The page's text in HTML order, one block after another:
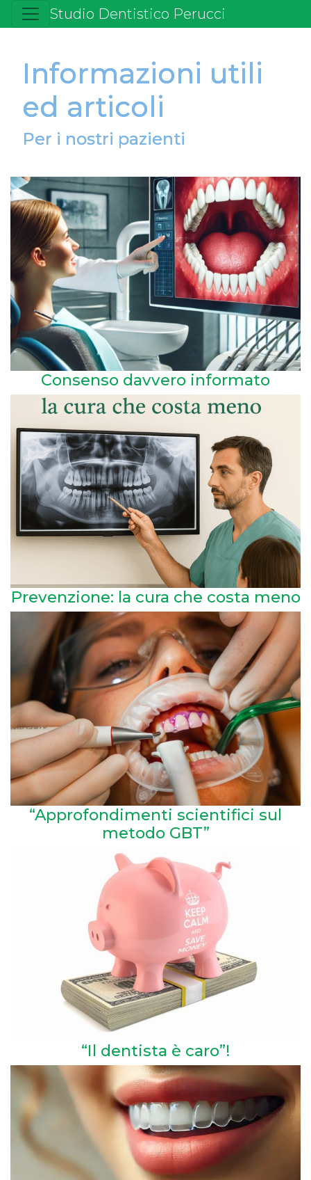
Studio Dentistico Perucci
Informazioni utili
ed articoli
Per i nostri pazienti
Consenso davvero informato
Prevenzione: la cura che costa meno
“Approfondimenti scientifici sul
metodo GBT”
“Il dentista è caro”!